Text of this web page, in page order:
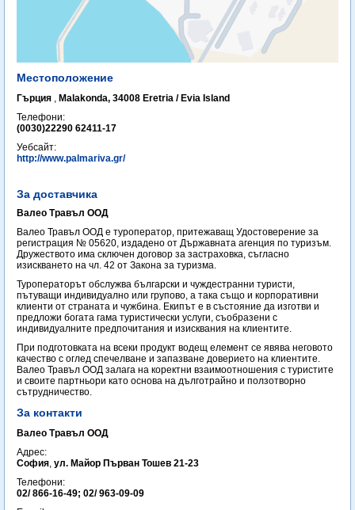
Местоположение
Гърция , Malakonda, 34008 Eretria / Evia Island
Телефони:
(0030)22290 62411-17
Уебсайт:
http://www.palmariva.gr/
За доставчика
Валео Травъл ООД
Валео Травъл ООД е туроператор, притежаващ Удостоверение за
регистрация № 05620, издадено от Държавната агенция по туризъм.
Дружеството има сключен договор за застраховка, съгласно
изискването на чл. 42 от Закона за туризма.
Туроператорът обслужва български и чуждестранни туристи,
пътуващи индивидуално или групово, а така също и корпоративни
клиенти от страната и чужбина. Екипът е в състояние да изготви и
предложи богата гама туристически услуги, съобразени с
индивидуалните предпочитания и изисквания на клиентите.
При подготовката на всеки продукт водещ елемент се явява неговото
качество с оглед спечелване и запазване доверието на клиентите.
Валео Травъл ООД залага на коректни взаимоотношения с туристите
и своите партньори като основа на дълготрайно и ползотворно
сътрудничество.
За контакти
Валео Травъл ООД
Адрес:
София, ул. Майор Първан Тошев 21-23
Телефони:
02/ 866-16-49; 02/ 963-09-09